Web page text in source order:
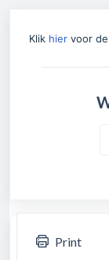
Klik hier voor
Print